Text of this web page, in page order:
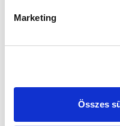
Marketing
Összes